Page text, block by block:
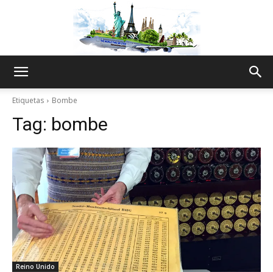
My
Etiquetas Bombe
Tag: bombe
Reino Unido